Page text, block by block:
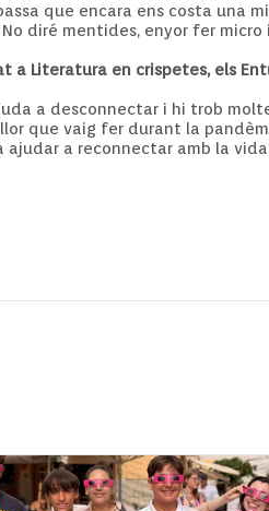
que encara ens costa una
diré mentides, enyor fer
Literatura en crispetes, els
a desconnectar i hi trob
que vaig fer durant la
a reconnectar amb la